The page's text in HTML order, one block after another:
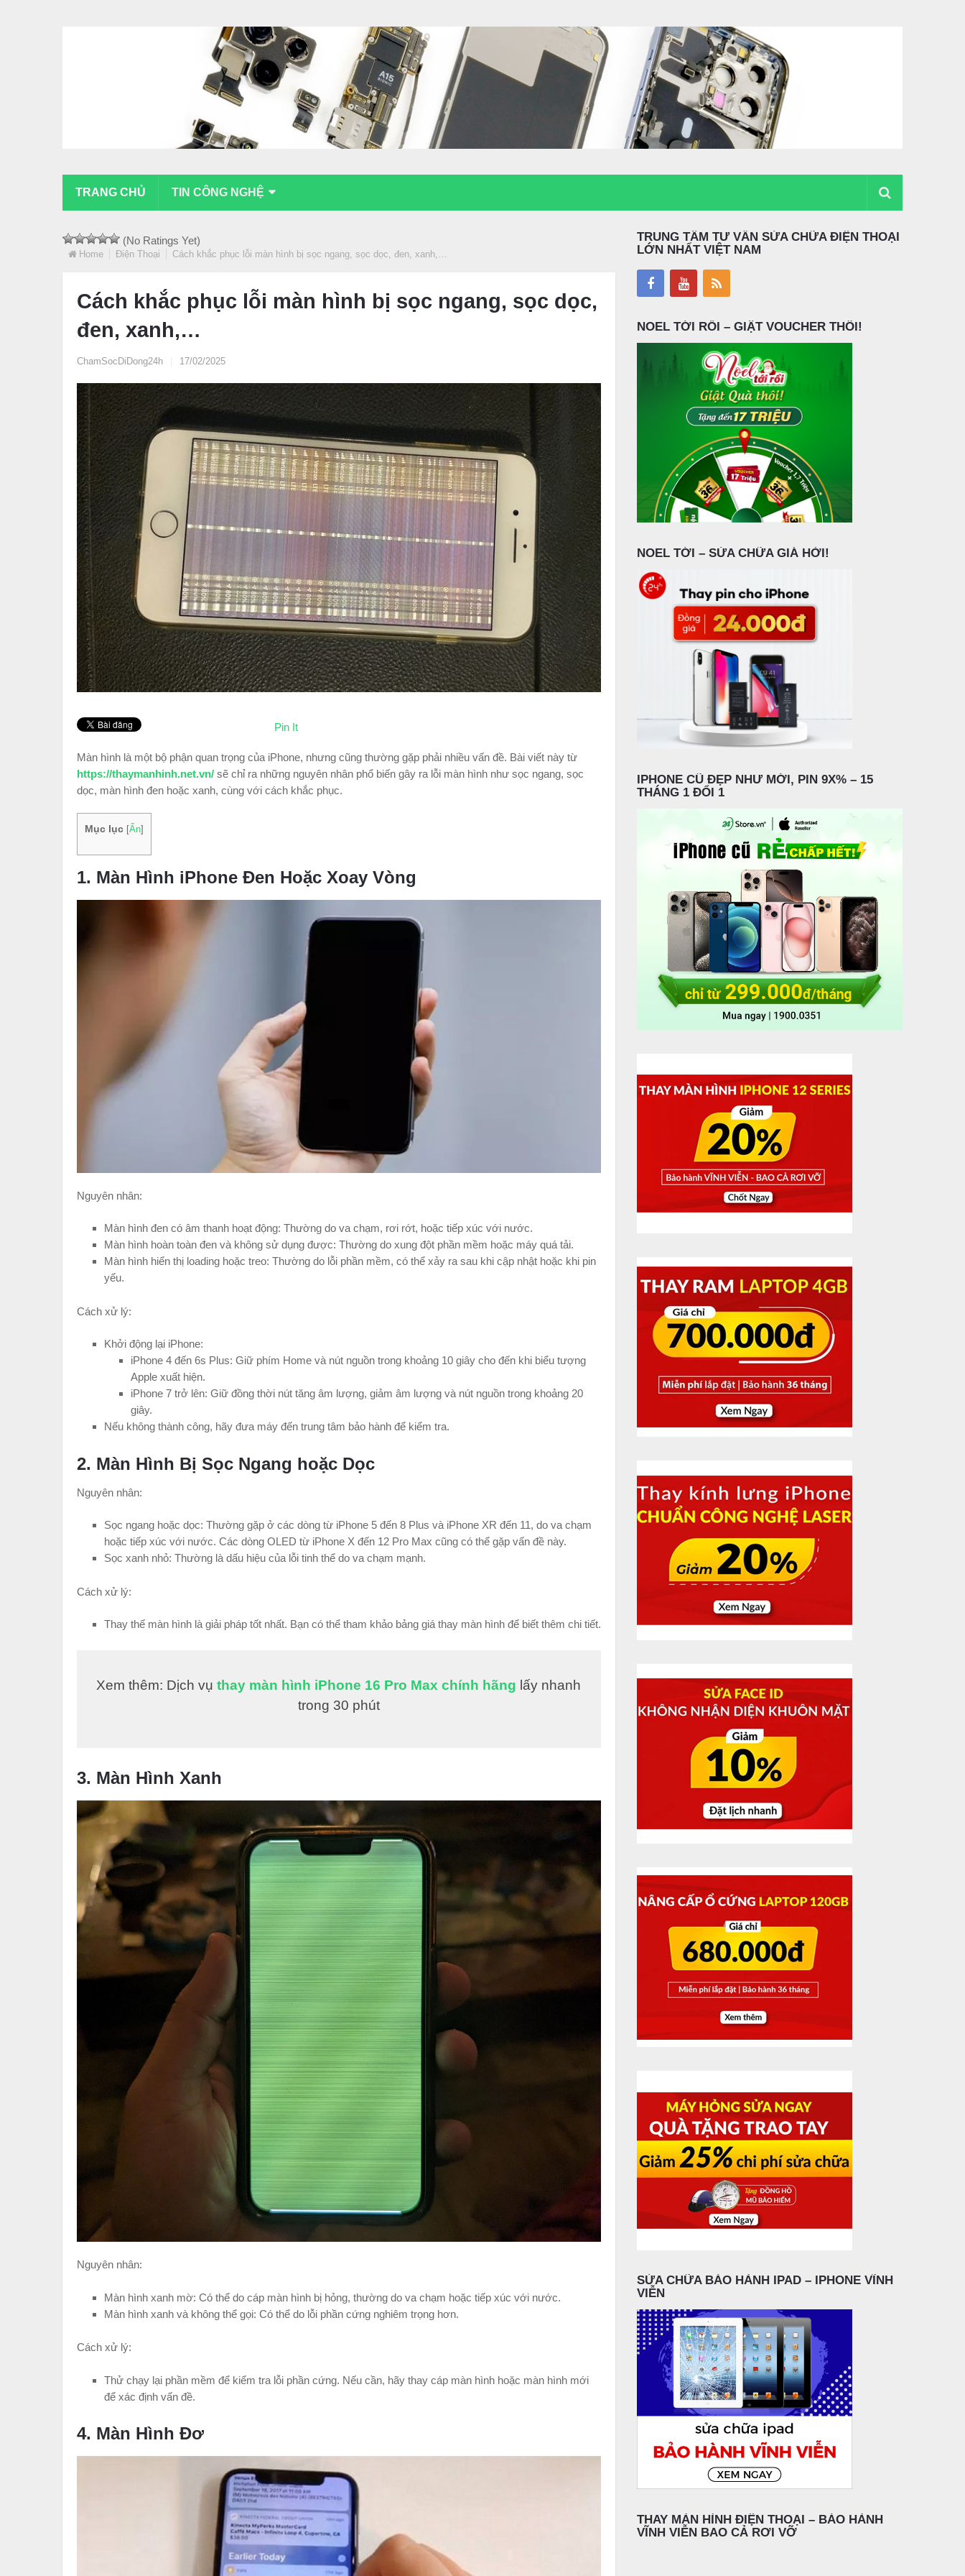
TRANG CHỦ TIN CÔNG NGHỆ
(No Ratings Yet)
Home Điện Thoại Cách khắc phục lỗi màn hình bị sọc ngang, sọc dọc, đen, xanh,…
Cách khắc phục lỗi màn hình bị sọc ngang, sọc dọc,
đen, xanh,…
ChamSocDiDong24h 17/02/2025
Pin It
Màn hình là một bộ phận quan trọng của iPhone, nhưng cũng thường gặp phải nhiều vấn đề. Bài viết này từ
https://thaymanhinh.net.vn/ sẽ chỉ ra những nguyên nhân phổ biến gây ra lỗi màn hình như sọc ngang, sọc
dọc, màn hình đen hoặc xanh, cùng với cách khắc phục.
Mục lục [Ẩn]
1. Màn Hình iPhone Đen Hoặc Xoay Vòng
Nguyên nhân:
Màn hình đen có âm thanh hoạt động: Thường do va chạm, rơi rớt, hoặc tiếp xúc với nước.
Màn hình hoàn toàn đen và không sử dụng được: Thường do xung đột phần mềm hoặc máy quá tải.
Màn hình hiển thị loading hoặc treo: Thường do lỗi phần mềm, có thể xảy ra sau khi cập nhật hoặc khi pin
yếu.
Cách xử lý:
Khởi động lại iPhone:
iPhone 4 đến 6s Plus: Giữ phím Home và nút nguồn trong khoảng 10 giây cho đến khi biểu tượng
Apple xuất hiện.
iPhone 7 trở lên: Giữ đồng thời nút tăng âm lượng, giảm âm lượng và nút nguồn trong khoảng 20
giây.
Nếu không thành công, hãy đưa máy đến trung tâm bảo hành để kiểm tra.
2. Màn Hình Bị Sọc Ngang hoặc Dọc
Nguyên nhân:
Sọc ngang hoặc dọc: Thường gặp ở các dòng từ iPhone 5 đến 8 Plus và iPhone XR đến 11, do va chạm
hoặc tiếp xúc với nước. Các dòng OLED từ iPhone X đến 12 Pro Max cũng có thể gặp vấn đề này.
Sọc xanh nhỏ: Thường là dấu hiệu của lỗi tinh thể do va chạm mạnh.
Cách xử lý:
Thay thế màn hình là giải pháp tốt nhất. Bạn có thể tham khảo bảng giá thay màn hình để biết thêm chi tiết.
Xem thêm: Dịch vụthay màn hình iPhone 16 Pro Max chính hãng lấy nhanh
trong 30 phút
3. Màn Hình Xanh
Nguyên nhân:
Màn hình xanh mờ: Có thể do cáp màn hình bị hỏng, thường do va chạm hoặc tiếp xúc với nước.
Màn hình xanh và không thể gọi: Có thể do lỗi phần cứng nghiêm trọng hơn.
Cách xử lý:
Thử chạy lại phần mềm để kiểm tra lỗi phần cứng. Nếu cần, hãy thay cáp màn hình hoặc màn hình mới
để xác định vấn đề.
4. Màn Hình Đơ
TRUNG TÂM TƯ VẤN SỬA CHỮA ĐIỆN THOẠI
LỚN NHẤT VIỆT NAM
NOEL TỚI RỒI – GIẬT VOUCHER THÔI!
NOEL TỚI – SỬA CHỮA GIÁ HỜI!
IPHONE CŨ ĐẸP NHƯ MỚI, PIN 9X% – 15
THÁNG 1 ĐỔI 1
SỬA CHỮA BẢO HÀNH IPAD – IPHONE VĨNH
VIỄN
THAY MÀN HÌNH ĐIỆN THOẠI – BẢO HÀNH
VĨNH VIỄN BAO CẢ RƠI VỠ